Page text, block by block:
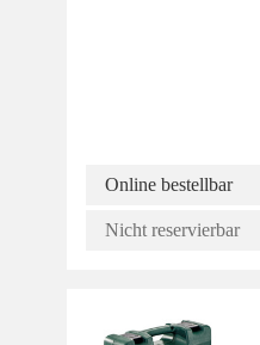
Online bestellbar
Nicht reservierbar